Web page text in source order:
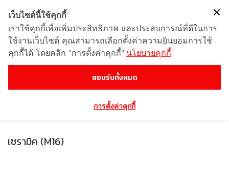
เซรามิค (M16)
เซรามิค (M16)
เว็บไซต์นี้ใช้คุกกี้
เราใช้คุกกี้เพื่อเพิ่มประสิทธิภาพ และประสบการณ์ที่ดีในการ
ใช้งานเว็บไซต์ คุณสามารถเลือกตั้งค่าความยินยอมการใช้
คุกกี้ได้ โดยคลิก "การตั้งค่าคุกกี้" นโยบายคุกกี้
ยอมรับทั้งหมด
การตั้งค่าคุกกี้